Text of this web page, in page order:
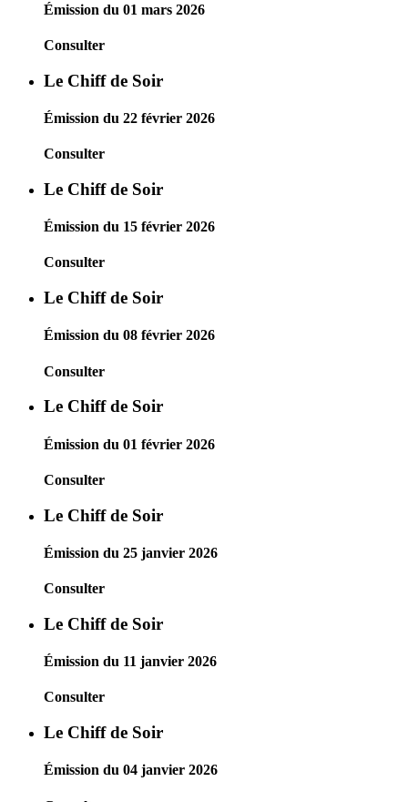
Émission du 01 mars 2026
Consulter
Le Chiff de Soir
Émission du 22 février 2026
Consulter
Le Chiff de Soir
Émission du 15 février 2026
Consulter
Le Chiff de Soir
Émission du 08 février 2026
Consulter
Le Chiff de Soir
Émission du 01 février 2026
Consulter
Le Chiff de Soir
Émission du 25 janvier 2026
Consulter
Le Chiff de Soir
Émission du 11 janvier 2026
Consulter
Le Chiff de Soir
Émission du 04 janvier 2026